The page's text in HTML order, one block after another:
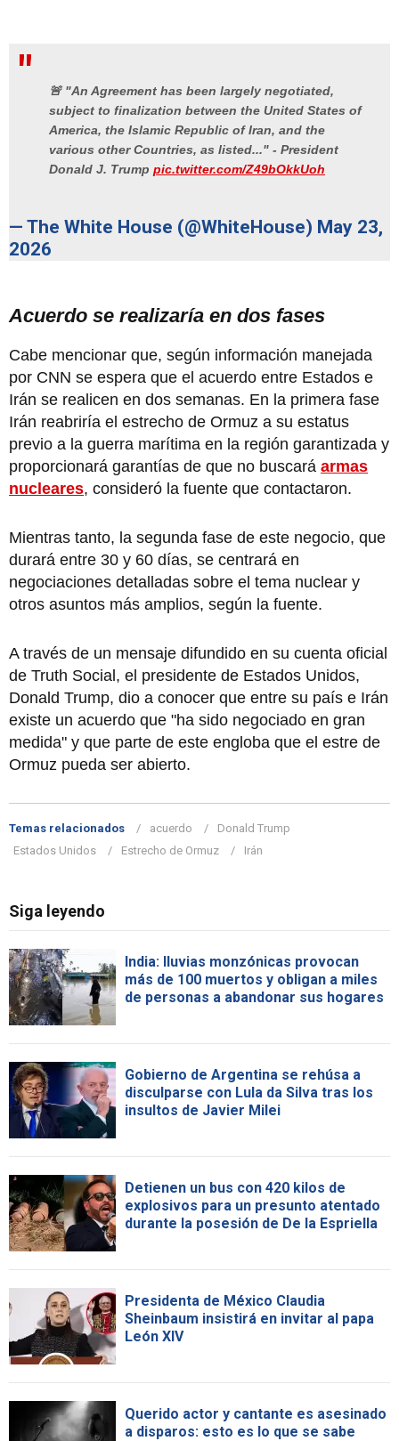
🚨 "An Agreement has been largely negotiated,
subject to finalization between the United States of
America, the Islamic Republic of Iran, and the
various other Countries, as listed..." - President
Donald J. Trump pic.twitter.com/Z49bOkkUoh
— The White House (@WhiteHouse) May 23,
2026
Acuerdo se realizaría en dos fases
Cabe mencionar que, según información manejada
por CNN se espera que el acuerdo entre Estados e
Irán se realicen en dos semanas. En la primera fase
Irán reabriría el estrecho de Ormuz a su estatus
previo a la guerra marítima en la región garantizada y
proporcionará garantías de que no buscará armas
nucleares, consideró la fuente que contactaron.
Mientras tanto, la segunda fase de este negocio, que
durará entre 30 y 60 días, se centrará en
negociaciones detalladas sobre el tema nuclear y
otros asuntos más amplios, según la fuente.
A través de un mensaje difundido en su cuenta oficial
de Truth Social, el presidente de Estados Unidos,
Donald Trump, dio a conocer que entre su país e Irán
existe un acuerdo que "ha sido negociado en gran
medida" y que parte de este engloba que el estre de
Ormuz pueda ser abierto.
Temas relacionados acuerdo
Donald Trump
Estados Unidos
Estrecho de Ormuz Irán
Siga leyendo
India: lluvias monzónicas provocan
más de 100 muertos y obligan a miles
de personas a abandonar sus hogares
Gobierno de Argentina se rehúsa a
disculparse con Lula da Silva tras los
insultos de Javier Milei
Detienen un bus con 420 kilos de
explosivos para un presunto atentado
durante la posesión de De la Espriella
Presidenta de México Claudia
Sheinbaum insistirá en invitar al papa
León XIV
Querido actor y cantante es asesinado
a disparos: esto es lo que se sabe